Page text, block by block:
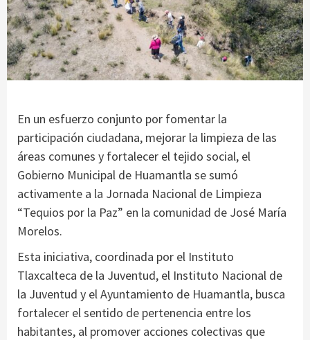
En un esfuerzo conjunto por fomentar la
participación ciudadana, mejorar la limpieza de las
áreas comunes y fortalecer el tejido social, el
Gobierno Municipal de Huamantla se sumó
activamente a la Jornada Nacional de Limpieza
“Tequios por la Paz” en la comunidad de José María
Morelos.
Esta iniciativa, coordinada por el Instituto
Tlaxcalteca de la Juventud, el Instituto Nacional de
la Juventud y el Ayuntamiento de Huamantla, busca
fortalecer el sentido de pertenencia entre los
habitantes, al promover acciones colectivas que